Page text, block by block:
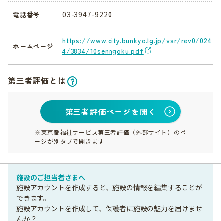
電話番号 03-3947-9220
ホームページ
https://www.city.bunkyo.lg.jp/var/rev0/024
4/3834/10senngoku.pdf
第三者評価とは
第三者評価ページを開く
※東京都福祉サービス第三者評価（外部サイト）のペ
ージが別タブで開きます
施設のご担当者さまへ
施設アカウントを作成すると、施設の情報を編集することが
できます。
施設アカウントを作成して、保護者に施設の魅力を届けませ
んか？